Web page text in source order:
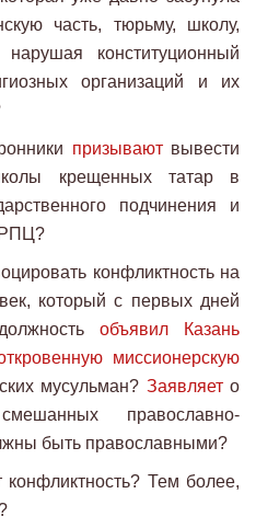
часть, тюрьму, школу,
конституционный
организаций и их
призываютвывести
крещенных татар в
подчинения и
РПЦ?
конфликтность на
который с первых дней
объявил Казань
миссионерскую
мусульман? Заявляето
православно-
быть православными?
Тем более,